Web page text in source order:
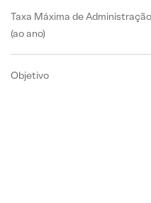
Taxa Máxima de Administração
(ao ano)
Objetivo